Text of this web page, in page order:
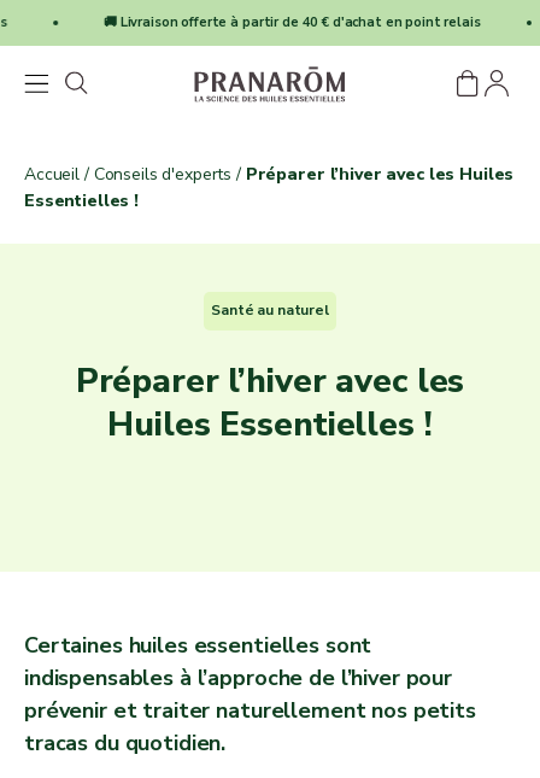
Passer au contenu🚚 Livraison offerte à partir de 40 € d'achat en point relais
Ouvrir la navigation
Voir leOuvrir
Accueil / Conseils d'experts / Préparer l’hiver avec les Huiles
Essentielles !
Santé au naturel
Préparer l’hiver avec les
Huiles Essentielles !
Certaines huiles essentielles sont
indispensables à l’approche de l’hiver pour
prévenir et traiter naturellement nos petits
tracas du quotidien.